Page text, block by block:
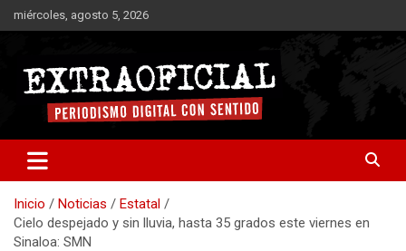
Saltar
al
miércoles, agosto 5, 2026
Extraoficial
Inicio Noticias
Estatal
Cielo despejado y sin lluvia, hasta 35 grados este viernes en
Sinaloa: SMN